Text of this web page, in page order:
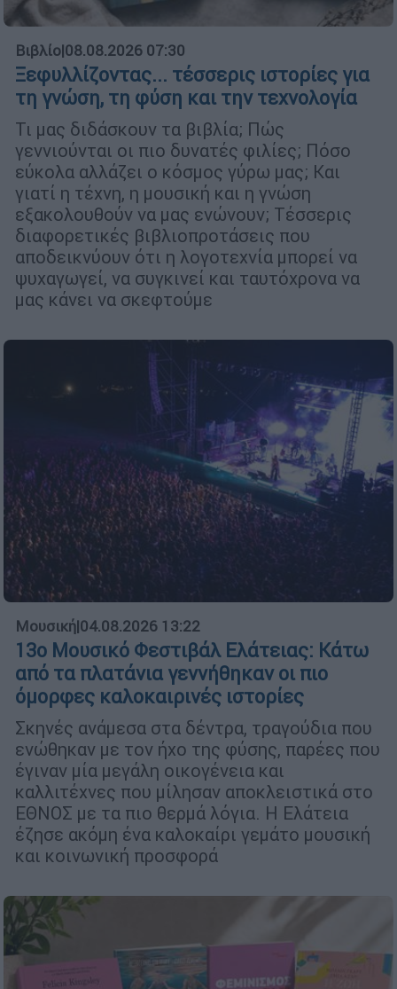
Βιβλίο|08.08.2026 07:30
Ξεφυλλίζοντας... τέσσερις ιστορίες για
τη γνώση, τη φύση και την τεχνολογία
Τι μας διδάσκουν τα βιβλία; Πώς
γεννιούνται οι πιο δυνατές φιλίες; Πόσο
εύκολα αλλάζει ο κόσμος γύρω μας; Και
γιατί η τέχνη, η μουσική και η γνώση
εξακολουθούν να μας ενώνουν; Τέσσερις
διαφορετικές βιβλιοπροτάσεις που
αποδεικνύουν ότι η λογοτεχνία μπορεί να
ψυχαγωγεί, να συγκινεί και ταυτόχρονα να
μας κάνει να σκεφτούμε
Μουσική|04.08.2026 13:22
13ο Μουσικό Φεστιβάλ Ελάτειας: Κάτω
από τα πλατάνια γεννήθηκαν οι πιο
όμορφες καλοκαιρινές ιστορίες
Σκηνές ανάμεσα στα δέντρα, τραγούδια που
ενώθηκαν με τον ήχο της φύσης, παρέες που
έγιναν μία μεγάλη οικογένεια και
καλλιτέχνες που μίλησαν αποκλειστικά στο
ΕΘΝΟΣ με τα πιο θερμά λόγια. Η Ελάτεια
έζησε ακόμη ένα καλοκαίρι γεμάτο μουσική
και κοινωνική προσφορά